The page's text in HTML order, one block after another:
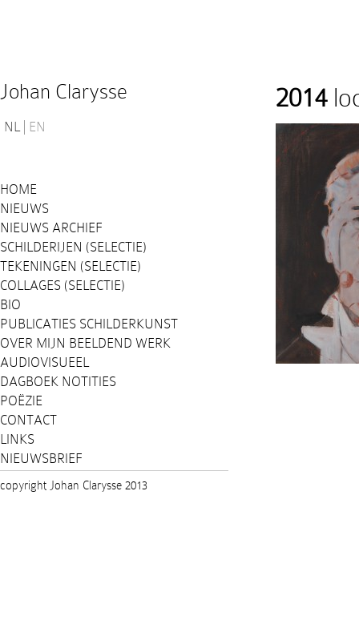
Johan Clarysse
NL EN
HOME
NIEUWS
NIEUWS ARCHIEF
SCHILDERIJEN (SELECTIE)
TEKENINGEN (SELECTIE)
COLLAGES (SELECTIE)
BIO
PUBLICATIES SCHILDERKUNST
OVER MIJN BEELDEND WERK
AUDIOVISUEEL
DAGBOEK NOTITIES
POËZIE
CONTACT
LINKS
NIEUWSBRIEF
2014
copyright Johan Clarysse 2013